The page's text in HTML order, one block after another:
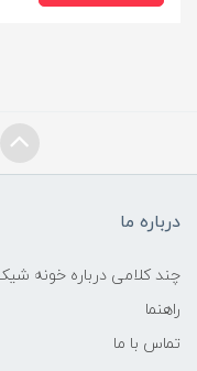
درباره ما
چند کلامی درباره خونه
راهنما
تماس با ما